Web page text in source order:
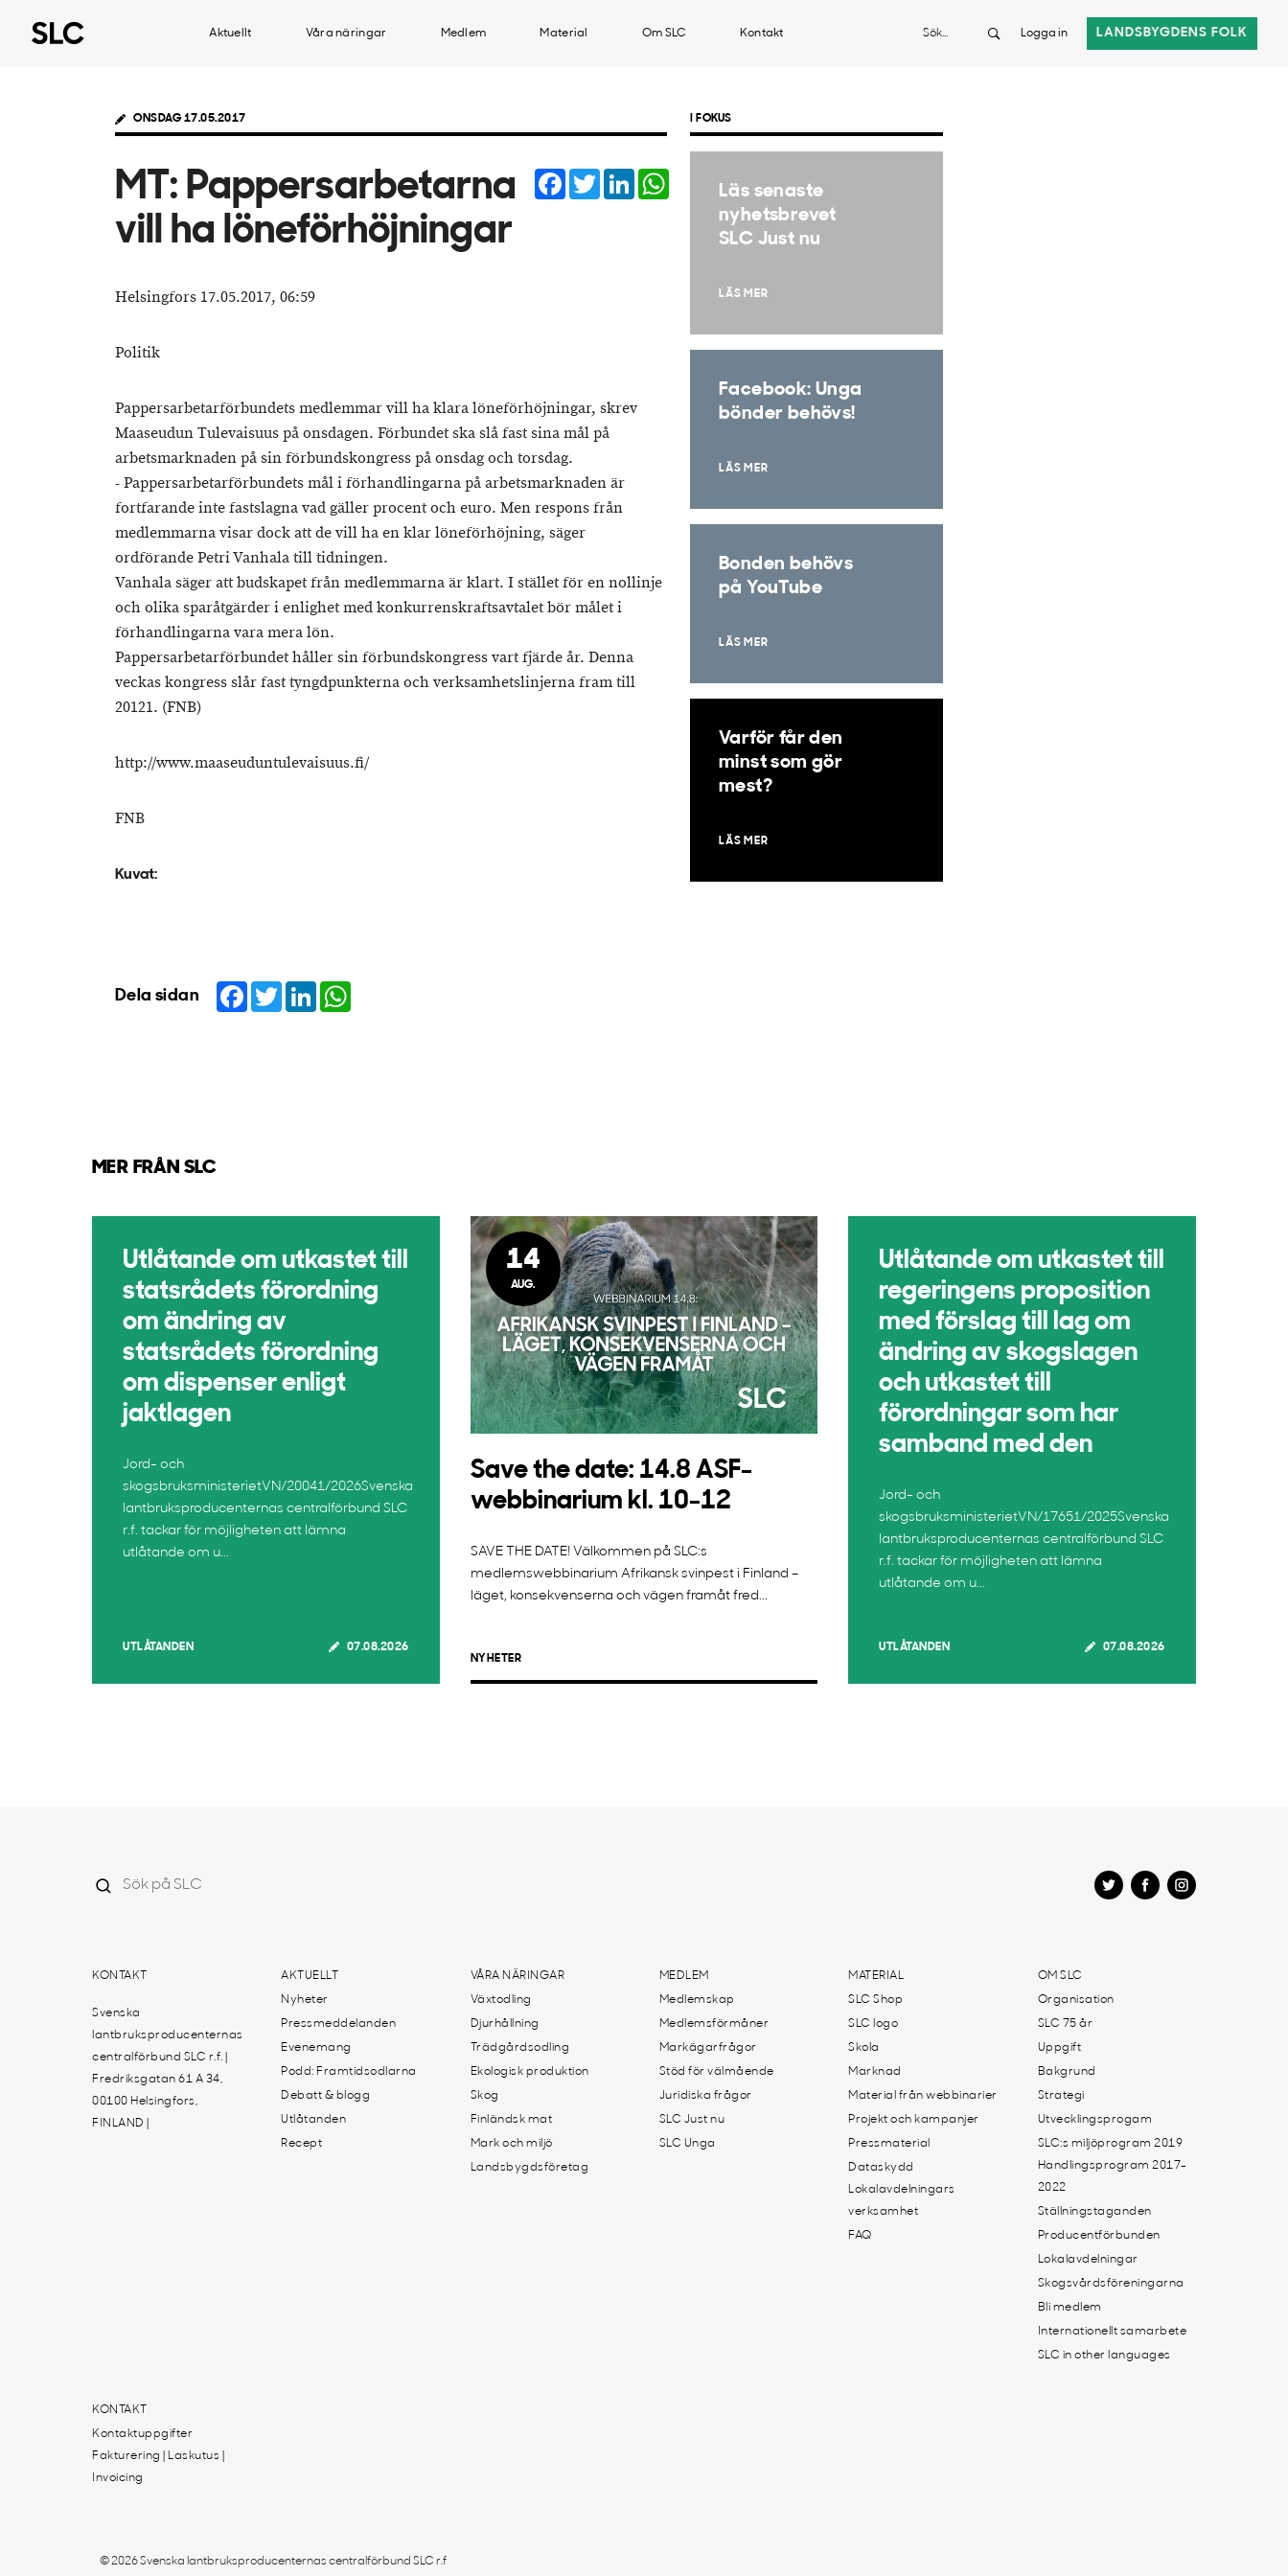
Aktuellt Våra näringar Medlem Material Om SLC Kontakt Sök Logga in LANDSBYGDENS FOLK
ONSDAG 17.05.2017
MT: Pappersarbetarna
vill ha löneförhöjningar
Facebook
TwitterLinkedIn
Helsingfors 17.05.2017, 06:59
Politik
Pappersarbetarförbundets medlemmar vill ha klara löneförhöjningar, skrev
Maaseudun Tulevaisuus på onsdagen. Förbundet ska slå fast sina mål på
arbetsmarknaden på sin förbundskongress på onsdag och torsdag.
- Pappersarbetarförbundets mål i förhandlingarna på arbetsmarknaden är
fortfarande inte fastslagna vad gäller procent och euro. Men respons från
medlemmarna visar dock att de vill ha en klar löneförhöjning, säger
ordförande Petri Vanhala till tidningen.
Vanhala säger att budskapet från medlemmarna är klart. I stället för en nollinje
och olika sparåtgärder i enlighet med konkurrenskraftsavtalet bör målet i
förhandlingarna vara mera lön.
Pappersarbetarförbundet håller sin förbundskongress vart fjärde år. Denna
veckas kongress slår fast tyngdpunkterna och verksamhetslinjerna fram till
20121. (FNB)
http://www.maaseuduntulevaisuus.fi/
FNB
Kuvat:
Dela sidan Facebook
TwitterLinkedIn
I FOKUS
Läs senaste
nyhetsbrevet
SLC Just nu
LÄS MER
Facebook: Unga
bönder behövs!
LÄS MER
Bonden behövs
på YouTube
LÄS MER
Varför får den
minst som gör
mest?
LÄS MER
MER FRÅN SLC
Utlåtande om utkastet till
statsrådets förordning
om ändring av
statsrådets förordning
om dispenser enligt
jaktlagen
Jord- och
skogsbruksministerietVN/20041/2026Svenska
lantbruksproducenternas centralförbund SLC
r.f. tackar för möjligheten att lämna
utlåtande om u...
UTLÅTANDEN 07.08.2026
14
AUG.
Save the date: 14.8 ASF-
webbinarium kl. 10-12
SAVE THE DATE! Välkommen på SLC:s
medlemswebbinarium Afrikansk svinpest i Finland –
läget, konsekvenserna och vägen framåt fred...
NYHETER
Utlåtande om utkastet till
regeringens proposition
med förslag till lag om
ändring av skogslagen
och utkastet till
förordningar som har
samband med den
Jord- och
skogsbruksministerietVN/17651/2025Svenska
lantbruksproducenternas centralförbund SLC
r.f. tackar för möjligheten att lämna
utlåtande om u...
UTLÅTANDEN 07.08.2026
KONTAKT
Svenska
lantbruksproducenternas
centralförbund SLC r.f. |
Fredriksgatan 61 A 34,
00100 Helsingfors,
FINLAND |
AKTUELLT
Nyheter
Pressmeddelanden
Evenemang
Podd: Framtidsodlarna
Debatt & blogg
Utlåtanden
Recept
VÅRA NÄRINGAR
Växtodling
Djurhållning
Trädgårdsodling
Ekologisk produktion
Skog
Finländsk mat
Mark och miljö
Landsbygdsföretag
MEDLEM
Medlemskap
Medlemsförmåner
Markägarfrågor
Stöd för välmående
Juridiska frågor
SLC Just nu
SLC Unga
MATERIAL
SLC Shop
SLC logo
Skola
Marknad
Material från webbinarier
Projekt och kampanjer
Pressmaterial
Dataskydd
Lokalavdelningars
verksamhet
FAQ
OM SLC
Organisation
SLC 75 år
Uppgift
Bakgrund
Strategi
Utvecklingsprogam
SLC:s miljöprogram 2019
Handlingsprogram 2017-
2022
Ställningstaganden
Producentförbunden
Lokalavdelningar
Skogsvårdsföreningarna
Bli medlem
Internationellt samarbete
SLC in other languages
KONTAKT
Kontaktuppgifter
Fakturering | Laskutus |
Invoicing
© 2026 Svenska lantbruksproducenternas centralförbund SLC r.f